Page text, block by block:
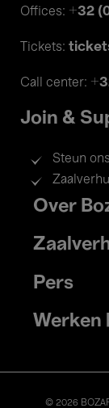
Offices: +32
Tickets:
Call center:
Join &
Steun ons
Footer
menu
Over
Pers
Werken
© 2026